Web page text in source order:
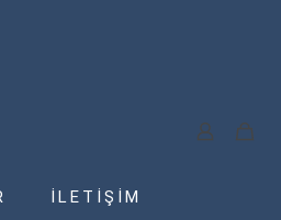
İLETİŞİM